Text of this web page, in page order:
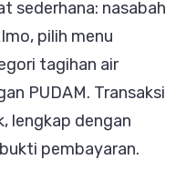
sederhana: nasabah
pilih menu
tagihan air
PUDAM. Transaksi
lengkap dengan
pembayaran.